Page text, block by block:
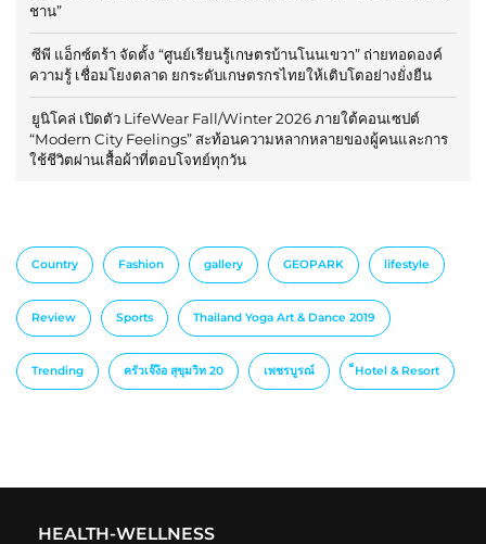
ชาน”
ซีพี แอ็กซ์ตร้า จัดตั้ง “ศูนย์เรียนรู้เกษตรบ้านโนนเขวา” ถ่ายทอดองค์
ความรู้ เชื่อมโยงตลาด ยกระดับเกษตรกรไทยให้เติบโตอย่างยั่งยืน
ยูนิโคล่ เปิดตัว LifeWear Fall/Winter 2026 ภายใต้คอนเซปต์
“Modern City Feelings” สะท้อนความหลากหลายของผู้คนและการ
ใช้ชีวิตผ่านเสื้อผ้าที่ตอบโจทย์ทุกวัน
Country Fashion gallery GEOPARK lifestyle
Review Sports Thailand Yoga Art & Dance 2019
Trending ครัวเจ๊ง้อ สุขุมวิท 20 เพชรบูรณ์ ็Hotel & Resort
HEALTH-WELLNESS